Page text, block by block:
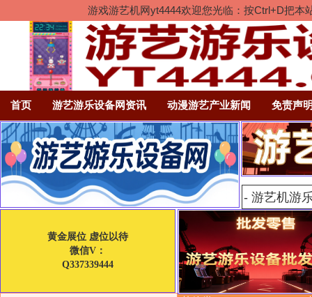
游戏游艺机网yt4444欢迎您光临：按Ctrl+D把
首页 游艺游乐设备网资讯 动漫游艺产业新闻 免责声
黄金展位 虚位以待
微信V：
Q337339444